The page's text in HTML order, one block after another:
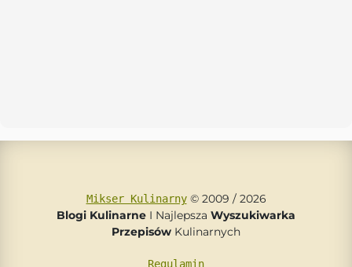
Mikser Kulinarny© 2009 / 2026
Blogi Kulinarne I Najlepsza Wyszukiwarka
Przepisów Kulinarnych
Regulamin